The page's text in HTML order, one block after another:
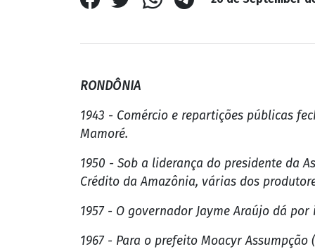
RONDÔNIA
1943 - Comércio e repartições públicas
Mamoré.
1950 - Sob a liderança do presidente da
Crédito da Amazônia, várias dos
1957 - O governador Jayme Araújo dá
1967 - Para o prefeito Moacyr